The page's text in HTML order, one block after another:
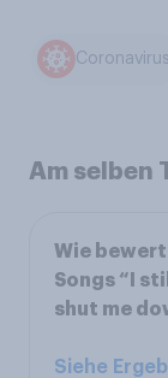
Coronavirus
Am selben
Wie
Songs “I
shut me
Siehe